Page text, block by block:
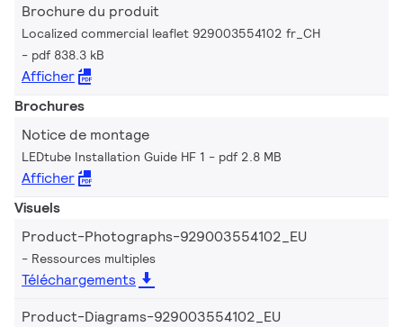
Brochure du produit
Localized commercial leaflet 929003554102 fr_CH
pdf 838.3 kB
Afficher
Brochures
Notice de montage
LEDtube Installation Guide HF 1 pdf 2.8 MB
Afficher
Visuels
Product-Photographs-929003554102_EU
Ressources multiples
Téléchargements
Product-Diagrams-929003554102_EU